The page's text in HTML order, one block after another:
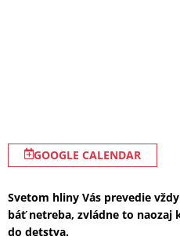
GOOGLE CALENDAR
Svetom hliny Vás prevedie
báť netreba, zvládne to naozaj
do detstva.